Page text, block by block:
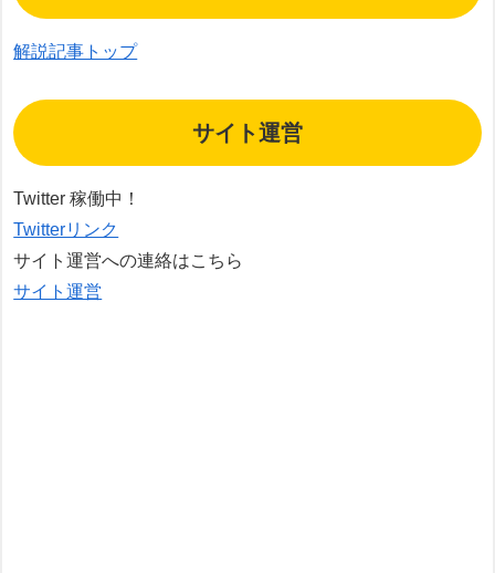
解説記事トップ
サイト運営
Twitter 稼働中！
Twitterリンク
サイト運営への連絡はこちら
サイト運営